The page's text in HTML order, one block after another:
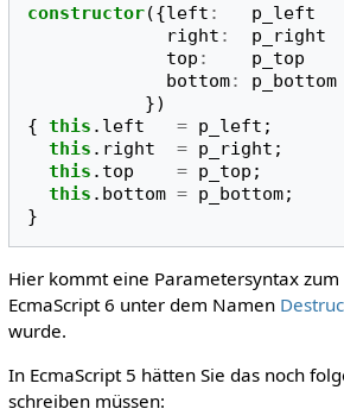
constructor({left : p_left
right : p_right
top : p_top
bottom: p_bottom
})
{ this . left = p_left ;
this . right = p_right ;
this . top = p_top ;
this . bottom = p_bottom;
}
Hier kommt eine Parametersyntax zum
EcmaScript 6 unter dem Namen
wurde.
In EcmaScript 5 hätten Sie das noch
schreiben müssen: